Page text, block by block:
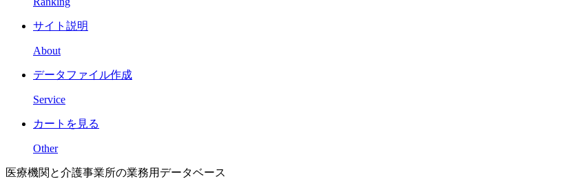
サイト説明
About
データファイル作成
Service
カートを見る
Other
医療機関と介護事業所の業務用データベース